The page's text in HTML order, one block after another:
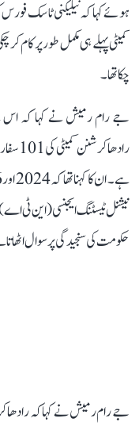
چکا تھا۔
جے رام رمیش نے کہا کہ
نیشنل ٹیسٹنگ ایجنسی (این ٹی
حکومت کی سنجیدگی پر سوال
جے رام رمیش نے کہا کہ